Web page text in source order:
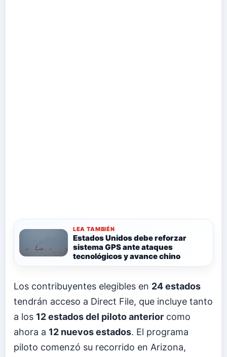
LEA TAMBIÉN
Estados Unidos debe reforzar
sistema GPS ante ataques
tecnológicos y avance chino
Los contribuyentes elegibles en 24 estados
tendrán acceso a Direct File, que incluye tanto
a los 12 estados del piloto anterior como
ahora a 12 nuevos estados. El programa
piloto comenzó su recorrido en Arizona,